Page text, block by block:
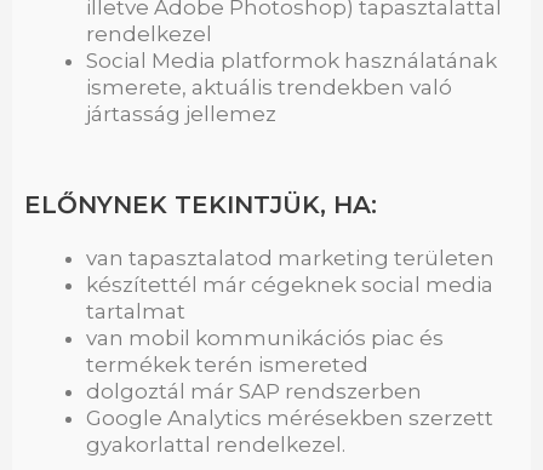
illetve Adobe Photoshop) tapasztalattal
rendelkezel
Social Media platformok használatának
ismerete, aktuális trendekben való
jártasság jellemez
ELŐNYNEK TEKINTJÜK, HA:
van tapasztalatod marketing területen
készítettél már cégeknek social media
tartalmat
van mobil kommunikációs piac és
termékek terén ismereted
dolgoztál már SAP rendszerben
Google Analytics mérésekben szerzett
gyakorlattal rendelkezel.